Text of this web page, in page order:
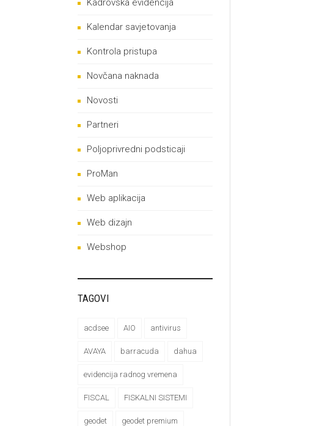
Kadrovska evidencija
Kalendar savjetovanja
Kontrola pristupa
Novčana naknada
Novosti
Partneri
Poljoprivredni podsticaji
ProMan
Web aplikacija
Web dizajn
Webshop
TAGOVI
acdsee AIO antivirus
AVAYA barracuda dahua
evidencija radnog vremena
FISCAL FISKALNI SISTEMI
geodet geodet premium